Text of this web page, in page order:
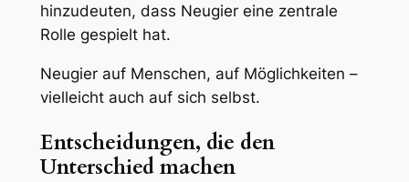
hinzudeuten, dass Neugier eine zentrale
Rolle gespielt hat.
Neugier auf Menschen, auf Möglichkeiten –
vielleicht auch auf sich selbst.
Entscheidungen, die den
Unterschied machen